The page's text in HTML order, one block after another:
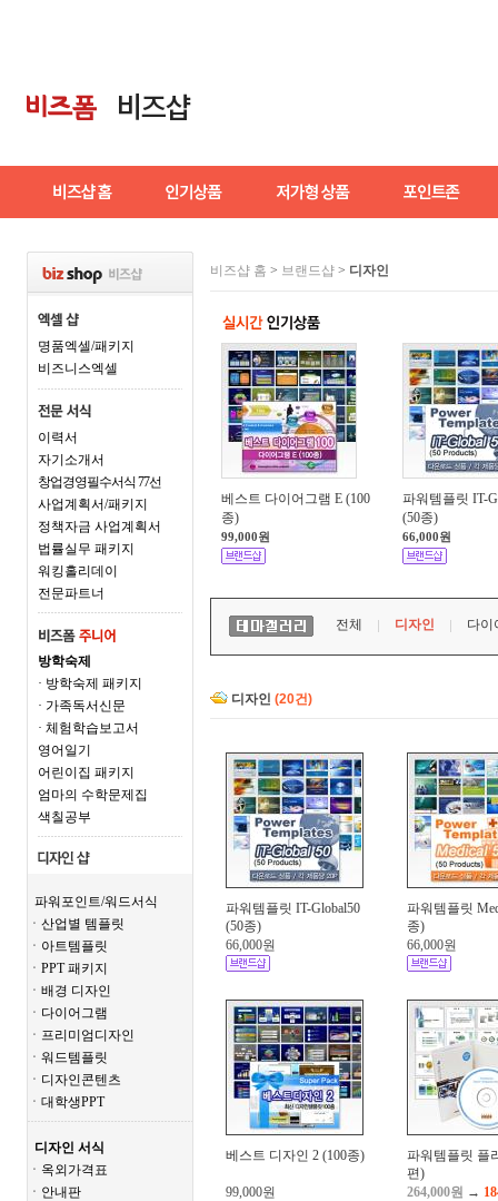
명품엑셀/패키지
비즈니스엑셀
이력서
자기소개서
창업경영필수서식 77선
사업계획서/패키지
정책자금 사업계획서
법률실무 패키지
워킹홀리데이
전문파트너
방학숙제
· 방학숙제 패키지
· 가족독서신문
· 체험학습보고서
영어일기
어린이집 패키지
엄마의 수학문제집
색칠공부
파워포인트/워드서식
ㆍ산업별 템플릿
ㆍ아트템플릿
ㆍPPT 패키지
ㆍ배경 디자인
ㆍ다이어그램
ㆍ프리미엄디자인
ㆍ워드템플릿
ㆍ디자인콘텐츠
ㆍ대학생PPT
디자인 서식
ㆍ옥외가격표
ㆍ안내판
비즈샵 홈 > 브랜드샵> 디자인
베스트 다이어그램 E (100
종)
99,000원
파워템플릿 IT-
(50종)
66,000원
전체 디자인 다이
디자인 (20건)
파워템플릿 IT-Global50
(50종)
66,000원
파워템플릿
종)
66,000원
베스트 디자인 2 (100종)
99,000원
파워템플릿 플
편)
264,000원 →